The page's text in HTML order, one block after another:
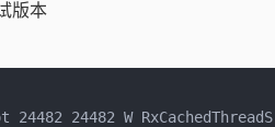
版本
24482 W